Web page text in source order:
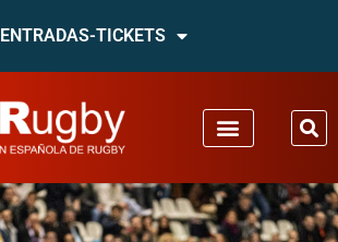
ENTRADAS-TICKETS